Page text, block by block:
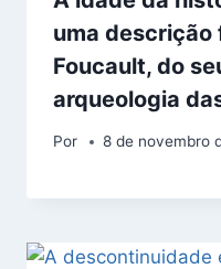
uma
Foucault, do
arqueologia
Por 8 de novembro